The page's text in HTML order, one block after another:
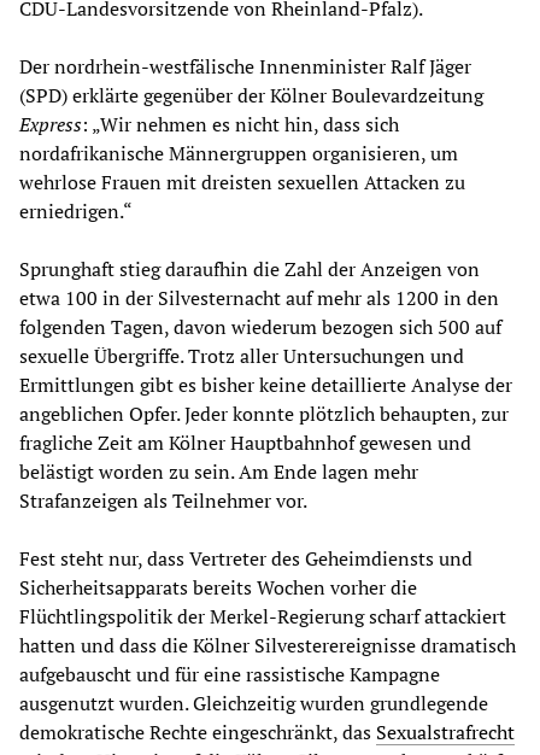
CDU-Landesvorsitzende von Rheinland-Pfalz).
Der nordrhein-westfälische Innenminister Ralf Jäger
(SPD) erklärte gegenüber der Kölner Boulevardzeitung
Express: „Wir nehmen es nicht hin, dass sich
nordafrikanische Männergruppen organisieren, um
wehrlose Frauen mit dreisten sexuellen Attacken zu
erniedrigen.“
Sprunghaft stieg daraufhin die Zahl der Anzeigen von
etwa 100 in der Silvesternacht auf mehr als 1200 in den
folgenden Tagen, davon wiederum bezogen sich 500 auf
sexuelle Übergriffe. Trotz aller Untersuchungen und
Ermittlungen gibt es bisher keine detaillierte Analyse der
angeblichen Opfer. Jeder konnte plötzlich behaupten, zur
fragliche Zeit am Kölner Hauptbahnhof gewesen und
belästigt worden zu sein. Am Ende lagen mehr
Strafanzeigen als Teilnehmer vor.
Fest steht nur, dass Vertreter des Geheimdiensts und
Sicherheitsapparats bereits Wochen vorher die
Flüchtlingspolitik der Merkel-Regierung scharf attackiert
hatten und dass die Kölner Silvesterereignisse dramatisch
aufgebauscht und für eine rassistische Kampagne
ausgenutzt wurden. Gleichzeitig wurden grundlegende
demokratische Rechte eingeschränkt, das Sexualstrafrecht